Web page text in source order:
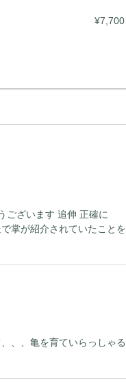
¥7,700
ございます 追伸 正確に
掌が紹介されていたことを
、、亀を育ていらっしゃる